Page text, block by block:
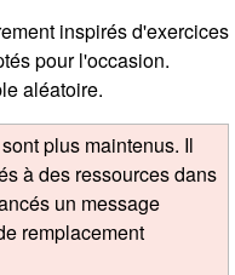
inspirés d'exercices
pour l'occasion.
aléatoire.
plus maintenus. Il
à des ressources dans
un message
remplacement